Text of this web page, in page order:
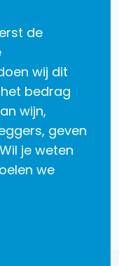
de
wij dit
bedrag
wijn,
geven
je weten
we